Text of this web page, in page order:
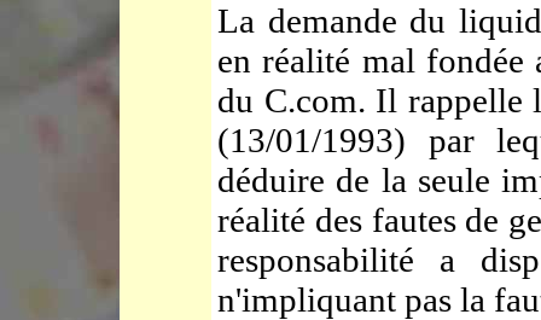
La demande du
en réalité mal
du C.com. Il rappelle
(13/01/1993) par
déduire de la seule
réalité des fautes de
responsabilité a
n'impliquant pas la